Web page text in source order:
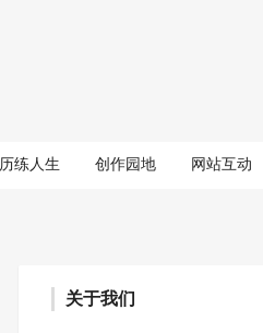
历练人生 创作园地 网站互动
关于我们